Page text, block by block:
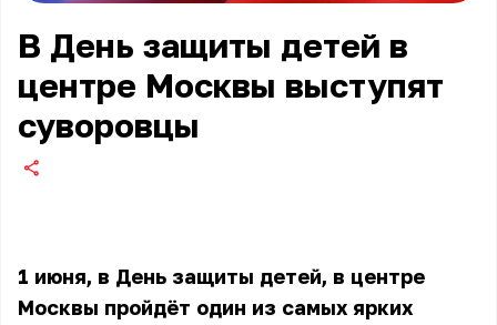
В День защиты детей в
центре Москвы выступят
суворовцы
1 июня, в День защиты детей, в центре
Москвы пройдёт один из самых ярких